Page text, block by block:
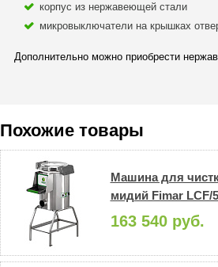
корпус из нержавеющей стали
микровыключатели на крышках
Дополнительно можно приобрести
Похожие товары
Машина для
мидий Fimar LCF/
163 540 руб.